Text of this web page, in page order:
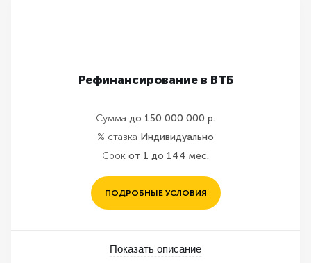
Рефинансирование в ВТБ
Сумма до 150 000 000 р.
% ставка Индивидуально
Срок от 1 до 144 мес.
ПОДРОБНЫЕ УСЛОВИЯ
Показать описание